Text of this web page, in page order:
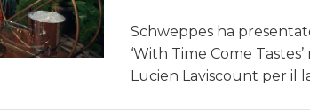
Schweppes ha
‘With Time Come
Lucien Laviscount per il